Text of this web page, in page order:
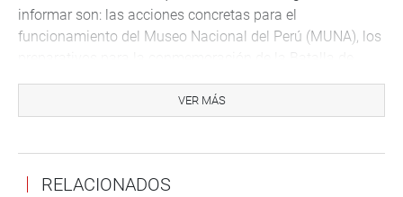
informar son: las acciones concretas para el
funcionamiento del Museo Nacional del Perú (MUNA), los
de la Independencia, el avance en la adecuación del
Reglamento de la Ley N° 28296, Ley General del
29565, Ley de Creación del Ministerio de Cultura, respecto
VER MÁS
RELACIONADOS